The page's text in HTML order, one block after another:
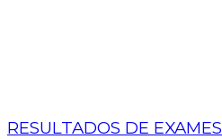
RESULTADOS DE EXAMES